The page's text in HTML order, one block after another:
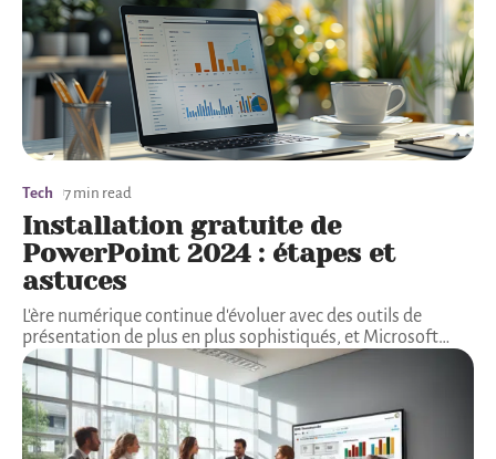
Tech 7 min read
Installation gratuite de
PowerPoint 2024 : étapes et
astuces
L'ère numérique continue d'évoluer avec des outils de
présentation de plus en plus sophistiqués, et Microsoft…